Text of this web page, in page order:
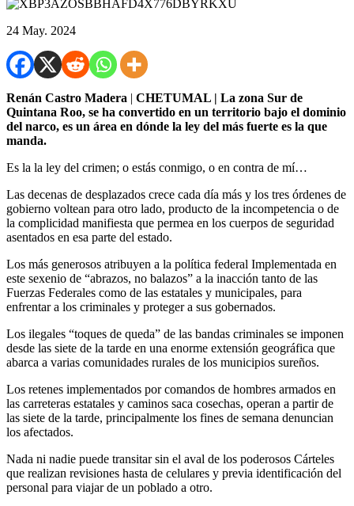
24 May. 2024
Renán Castro Madera | CHETUMAL | La zona Sur de
Quintana Roo, se ha convertido en un territorio bajo el dominio
del narco, es un área en dónde la ley del más fuerte es la que
manda.
Es la la ley del crimen; o estás conmigo, o en contra de mí…
Las decenas de desplazados crece cada día más y los tres órdenes de
gobierno voltean para otro lado, producto de la incompetencia o de
la complicidad manifiesta que permea en los cuerpos de seguridad
asentados en esa parte del estado.
Los más generosos atribuyen a la política federal Implementada en
este sexenio de “abrazos, no balazos” a la inacción tanto de las
Fuerzas Federales como de las estatales y municipales, para
enfrentar a los criminales y proteger a sus gobernados.
Los ilegales “toques de queda” de las bandas criminales se imponen
desde las siete de la tarde en una enorme extensión geográfica que
abarca a varias comunidades rurales de los municipios sureños.
Los retenes implementados por comandos de hombres armados en
las carreteras estatales y caminos saca cosechas, operan a partir de
las siete de la tarde, principalmente los fines de semana denuncian
los afectados.
Nada ni nadie puede transitar sin el aval de los poderosos Cárteles
que realizan revisiones hasta de celulares y previa identificación del
personal para viajar de un poblado a otro.